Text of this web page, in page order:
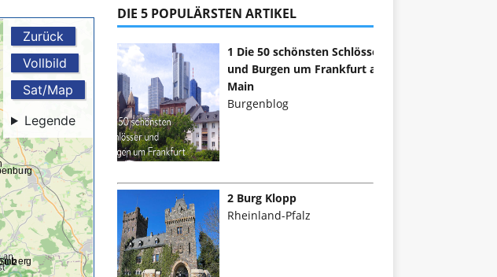
DIE 5 POPULÄRSTEN ARTIKEL
1 Die 50 schönsten Schlösser
und Burgen um Frankfurt am
Main
Burgenblog
2 Burg Klopp
Rheinland-Pfalz